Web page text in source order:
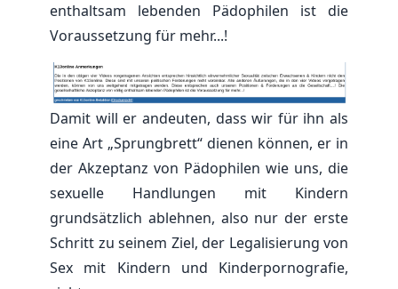
enthaltsam lebenden Pädophilen ist die
Voraussetzung für mehr...!
Damit will er andeuten, dass wir für ihn als
eine Art „Sprungbrett“ dienen können, er in
der Akzeptanz von Pädophilen wie uns, die
sexuelle Handlungen mit Kindern
grundsätzlich ablehnen, also nur der erste
Schritt zu seinem Ziel, der Legalisierung von
Sex mit Kindern und Kinderpornografie,